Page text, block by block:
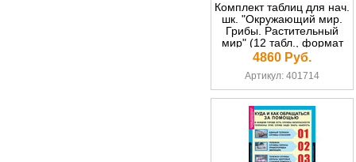
Комплект таблиц для нач.
шк. "Окружающий мир.
Грибы. Растительный
мир" (12 табл., формат
А1, лам.)
4860 Руб.
Артикул: 401714